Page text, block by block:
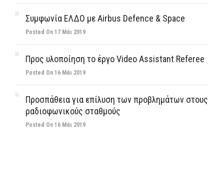
Συμφωνία ΕΛΔΟ με Airbus Defence & Space
Posted On 17 Μάι 2019
Προς υλοποίηση το έργο Video Assistant Referee
Posted On 16 Μάι 2019
Προσπάθεια για επίλυση των προβλημάτων στους
ραδιοφωνικούς σταθμούς
Posted On 16 Μάι 2019